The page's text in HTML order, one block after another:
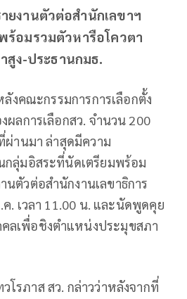
ยงานตัวต่อสำนักเลขาฯ
ร้อมรวมตัวหารือโควตา
สูง-ประธานกมธ.
งคณะกรรมการการเลือกตั้ง
ผลการเลือกสว. จำนวน 200
ผ่านมา ล่าสุดมีความ
กลุ่มอิสระที่นัดเตรียมพร้อม
นตัวต่อสำนักงานเลขาธิการ
. เวลา 11.00 น. และนัดพูดคุย
ลเพื่อชิงตำแหน่งประมุขสภา
รภาส สว. กล่าวว่าหลังจากที่